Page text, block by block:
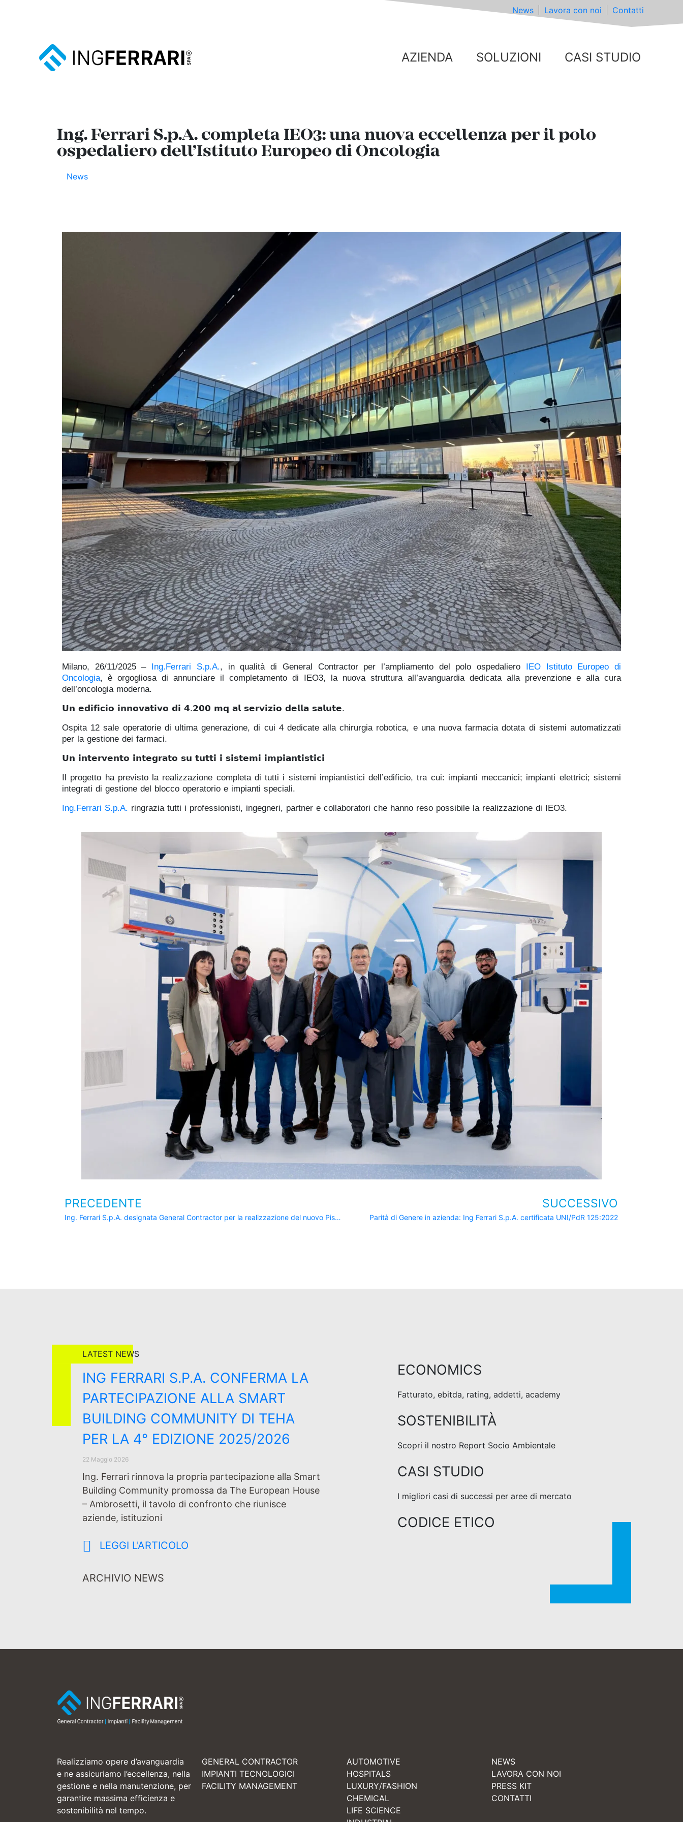
News Lavora con noi Contatti
AZIENDA SOLUZIONI CASI STUDIO
Ing. Ferrari S.p.A. completa IEO3: una nuova eccellenza per il polo
ospedaliero dell’Istituto Europeo di Oncologia
News
Milano, 26/11/2025 – Ing.Ferrari S.p.A., in qualità di General Contractor per l’ampliamento del polo ospedaliero IEO Istituto Europeo di
Oncologia, è orgogliosa di annunciare il completamento di IEO3, la nuova struttura all’avanguardia dedicata alla prevenzione e alla cura
dell’oncologia moderna.
𝗨𝗻 𝗲𝗱𝗶𝗳𝗶𝗰𝗶𝗼 𝗶𝗻𝗻𝗼𝘃𝗮𝘁𝗶𝘃𝗼 𝗱𝗶 𝟰.𝟮𝟬𝟬 𝗺𝗾 𝗮𝗹 𝘀𝗲𝗿𝘃𝗶𝘇𝗶𝗼 𝗱𝗲𝗹𝗹𝗮 𝘀𝗮𝗹𝘂𝘁𝗲.
Ospita 12 sale operatorie di ultima generazione, di cui 4 dedicate alla chirurgia robotica, e una nuova farmacia dotata di sistemi automatizzati
per la gestione dei farmaci.
𝗨𝗻 𝗶𝗻𝘁𝗲𝗿𝘃𝗲𝗻𝘁𝗼 𝗶𝗻𝘁𝗲𝗴𝗿𝗮𝘁𝗼 𝘀𝘂 𝘁𝘂𝘁𝘁𝗶 𝗶 𝘀𝗶𝘀𝘁𝗲𝗺𝗶 𝗶𝗺𝗽𝗶𝗮𝗻𝘁𝗶𝘀𝘁𝗶𝗰𝗶
Il progetto ha previsto la realizzazione completa di tutti i sistemi impiantistici dell’edificio, tra cui: impianti meccanici; impianti elettrici; sistemi
integrati di gestione del blocco operatorio e impianti speciali.
Ing.Ferrari S.p.A. ringrazia tutti i professionisti, ingegneri, partner e collaboratori che hanno reso possibile la realizzazione di IEO3.
PRECEDENTE
Ing. Ferrari S.p.A. designata General Contractor per la realizzazione del nuovo Pisa Training Centre
SUCCESSIVO
Parità di Genere in azienda: Ing Ferrari S.p.A. certificata UNI/PdR 125:2022
LATEST NEWS
ING FERRARI S.P.A. CONFERMA LA
PARTECIPAZIONE ALLA SMART
BUILDING COMMUNITY DI TEHA
PER LA 4° EDIZIONE 2025/2026
22 Maggio 2026
Ing. Ferrari rinnova la propria partecipazione alla Smart
Building Community promossa da The European House
– Ambrosetti, il tavolo di confronto che riunisce
aziende, istituzioni
LEGGI L'ARTICOLO
ARCHIVIO NEWS
ECONOMICS
Fatturato, ebitda, rating, addetti, academy
SOSTENIBILITÀ
Scopri il nostro Report Socio Ambientale
CASI STUDIO
I migliori casi di successi per aree di mercato
CODICE ETICO
Realizziamo opere d’avanguardia
e ne assicuriamo l’eccellenza, nella
gestione e nella manutenzione, per
garantire massima efficienza e
sostenibilità nel tempo.
GENERAL CONTRACTOR
IMPIANTI TECNOLOGICI
FACILITY MANAGEMENT
AUTOMOTIVE
HOSPITALS
LUXURY/FASHION
CHEMICAL
LIFE SCIENCE
NEWS
LAVORA CON NOI
PRESS KIT
CONTATTI